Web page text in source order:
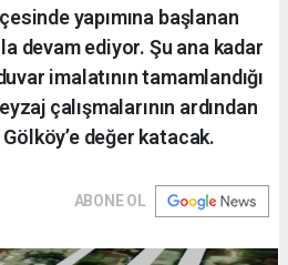
yapımına başlanan
devam ediyor. Şu ana kadar
imalatının tamamlandığı
çalışmalarının ardından
değer katacak.
ABONE OL